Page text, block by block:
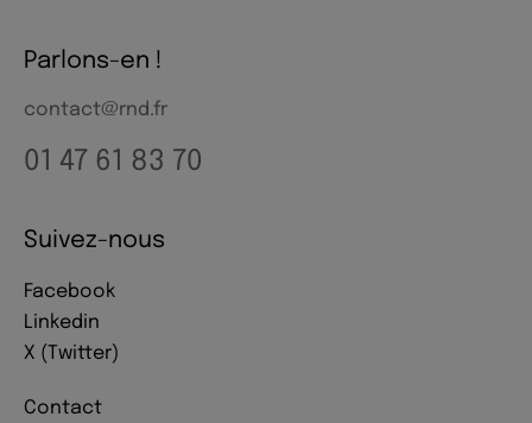
Parlons-en !
contact@rnd.fr
01 47 61 83 70
Suivez-nous
Facebook
Linkedin
X (Twitter)
Contact